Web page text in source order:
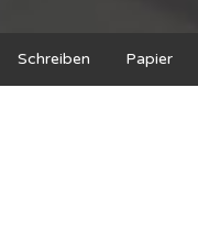
Schreiben Papier